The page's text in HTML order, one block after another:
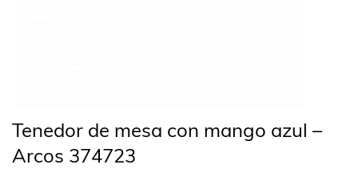
Tenedor de mesa con mango azul –
Arcos 374723